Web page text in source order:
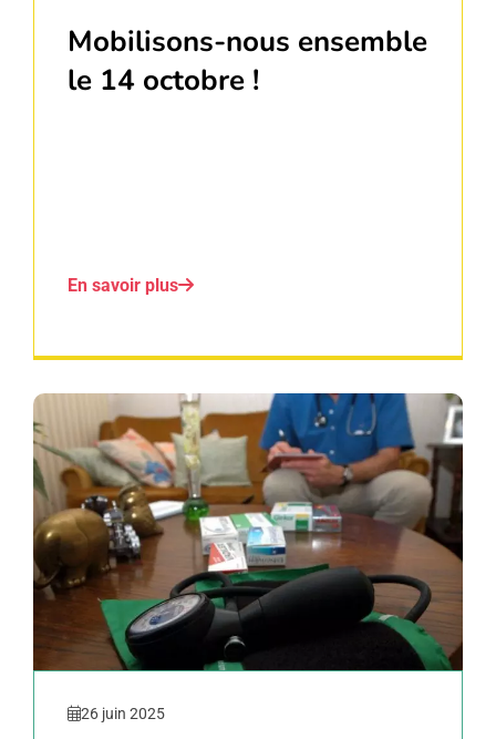
Mobilisons-nous ensemble
le 14 octobre !
En savoir plus
26 juin 2025